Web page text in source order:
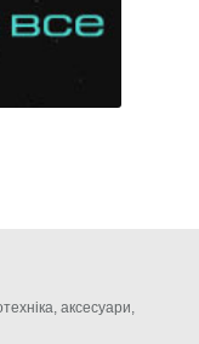
аксесуари,